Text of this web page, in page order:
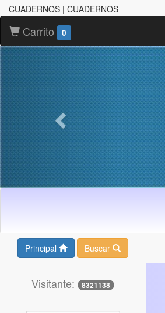
CUADERNOS | CUADERNOS
Carrito 0
Principal Buscar
Visitante: 8321138